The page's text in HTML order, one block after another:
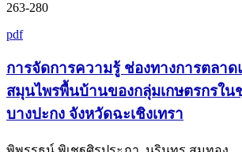
263-280
pdf
การจัดการความรู้ ช่องทางการตลาด
สมุนไพรพื้นบ้านของกลุ่มเกษตรกรใน
บางปะกง จังหวัดฉะเชิงเทรา